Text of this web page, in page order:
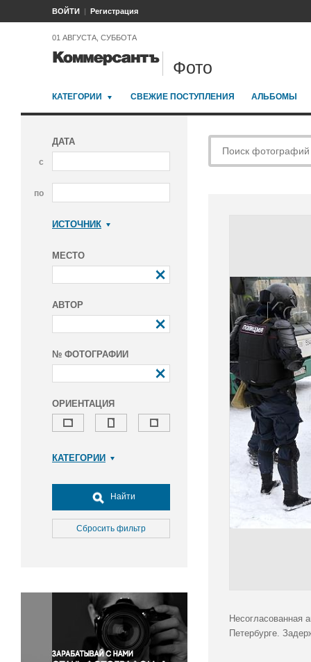
ВОЙТИ Регистрация
01 АВГУСТА, СУББОТА
Фото
КАТЕГОРИИ СВЕЖИЕ ПОСТУПЛЕНИЯ АЛЬБОМЫ
ДАТА
с
по
ИСТОЧНИК
МЕСТО
АВТОР
№ ФОТОГРАФИИ
ОРИЕНТАЦИЯ
КАТЕГОРИИ
Досуг, туризм и отдых
Культура
Медицина
Окружающая среда
Политика
Правосудие
Происшествия и конфликты
Найти
Сбросить фильтр
Несогласованная
Петербурге.